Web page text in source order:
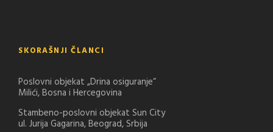
SKORAŠNJI ČLANCI
Poslovni objekat „Drina osiguranje“
Milići, Bosna i Hercegovina
Stambeno-poslovni objekat Sun City
ul. Jurija Gagarina, Beograd, Srbija